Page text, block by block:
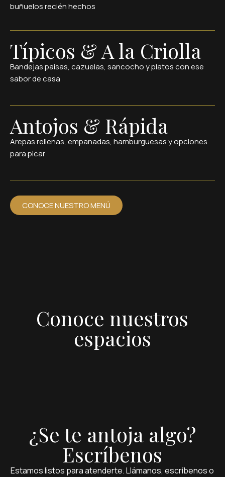
buñuelos recién hechos
Típicos & A la Criolla
Bandejas paisas, cazuelas, sancocho y platos con ese
sabor de casa
Antojos & Rápida
Arepas rellenas, empanadas, hamburguesas y opciones
para picar
CONOCE NUESTRO MENÚ
Conoce nuestros
espacios
¿Se te antoja algo?
Escríbenos
Estamos listos para atenderte. Llámanos, escríbenos o